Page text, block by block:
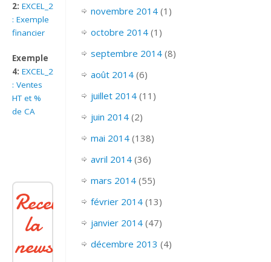
2: EXCEL_2007_GRAPHIQUE_A_BULLES_EX_II
: Exemple
financier
Exemple
4:EXCEL_2007_GRAPHIQUE_A_BULLES_EX_IV
: Ventes
HT et %
de CA
Recevoir
la
newsletter
novembre 2014(1)
octobre 2014(1)
septembre 2014(8)
août 2014(6)
juillet 2014(11)
juin 2014(2)
mai 2014(138)
avril 2014(36)
mars 2014(55)
février 2014(13)
janvier 2014(47)
décembre 2013 (4)